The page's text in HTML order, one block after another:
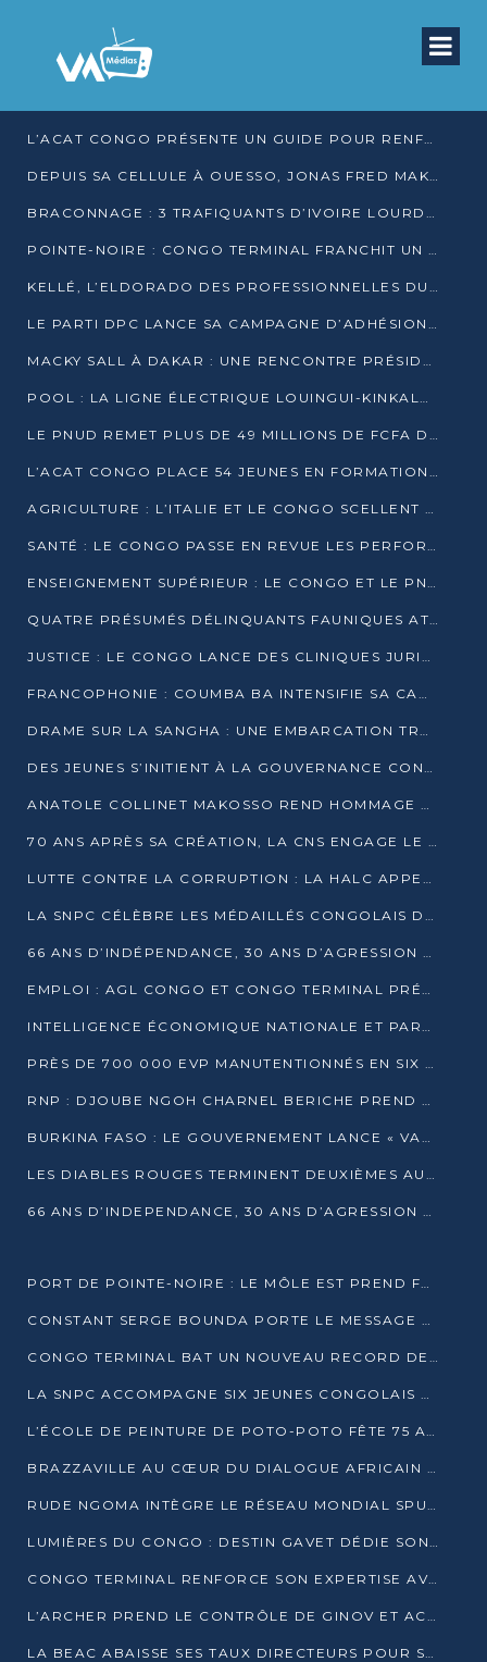
L’ACAT CONGO PRÉSENTE UN GUIDE POUR RENFORCER LES GARANTIES JUDICIAIRES EN GARDE À VUE
DEPUIS SA CELLULE À OUESSO, JONAS FRED MAKITA DÉNONCE CE QU’IL QUALIFIE DE DÉNI DE JUSTICE
BRACONNAGE : 3 TRAFIQUANTS D’IVOIRE LOURDEMENT CONDAMNÉS À DJAMBALA
POINTE-NOIRE : CONGO TERMINAL FRANCHIT UN CAP HISTORIQUE AVEC 99 MOUVEMENTS/HEURE
KELLÉ, L’ELDORADO DES PROFESSIONNELLES DU SEXE
LE PARTI DPC LANCE SA CAMPAGNE D’ADHÉSIONS ET VEUT STRUCTURER SA PRÉSENCE DANS LES 15 DÉPARTEMENTS
MACKY SALL À DAKAR : UNE RENCONTRE PRÉSIDENTIELLE QUI DIVISE L’OPINION SÉNÉGALAISE
POOL : LA LIGNE ÉLECTRIQUE LOUINGUI-KINKALA-BOKO MISE EN SERVICE
LE PNUD REMET PLUS DE 49 MILLIONS DE FCFA D’ÉQUIPEMENTS POUR ACCÉLÉRER LA NUMÉRISATION DU SYSTÈME DE SANTÉ
L’ACAT CONGO PLACE 54 JEUNES EN FORMATION PROFESSIONNELLE
AGRICULTURE : L’ITALIE ET LE CONGO SCELLENT UN PARTENARIAT POUR UNE PRODUCTION LOCALE DURABLE
SANTÉ : LE CONGO PASSE EN REVUE LES PERFORMANCES DE SES HÔPITAUX À MI-PARCOURS
ENSEIGNEMENT SUPÉRIEUR : LE CONGO ET LE PNUD VEULENT RAPPROCHER LA FORMATION UNIVERSITAIRE DES BESOINS DU MARCHÉ DE L’EMPLOI
QUATRE PRÉSUMÉS DÉLINQUANTS FAUNIQUES ATTENDUS DEVANT LA JUSTICE POUR TRAFIC D’IVOIRE
JUSTICE : LE CONGO LANCE DES CLINIQUES JURIDIQUES POUR RAPPROCHER LE DROIT DES CITOYENS
FRANCOPHONIE : COUMBA BA INTENSIFIE SA CAMPAGNE POUR LA SUCCESSION À LA TÊTE DE L’OIF
DRAME SUR LA SANGHA : UNE EMBARCATION TRANSPORTANT DES FIDÈLES DE « NZAMBÉ YA L’HUILE » FAIT NAUFRAGE À OUESSO
DES JEUNES S’INITIENT À LA GOUVERNANCE CONTINENTALE À BRAZZAVILLE
ANATOLE COLLINET MAKOSSO REND HOMMAGE À JEAN-PAUL PIGASSE
70 ANS APRÈS SA CRÉATION, LA CNS ENGAGE LE VIRAGE DE LA DIGITALISATION
LUTTE CONTRE LA CORRUPTION : LA HALC APPELLE À PASSER DES DISCOURS AUX ACTES
LA SNPC CÉLÈBRE LES MÉDAILLÉS CONGOLAIS DES OLYMPIADES PANAFRICAINES DE MATHÉMATIQUES 2026
66 ANS D’INDÉPENDANCE, 30 ANS D’AGRESSION RWANDAISE : 4 PRÉSIDENCES, UN ÉCHEC COLLECTIF
EMPLOI : AGL CONGO ET CONGO TERMINAL PRÉSÉLECTIONNENT PLUS DE 70 JEUNES À POINTE-NOIRE
INTELLIGENCE ÉCONOMIQUE NATIONALE ET PARTENARIATS INTERNATIONAUX : VERS UNE DOCTRINE SOUVERAINE DE SÉCURITÉ ÉCONOMIQUE
PRÈS DE 700 000 EVP MANUTENTIONNÉS EN SIX MOIS PAR CONGO TERMINAL
RNP : DJOUBE NGOH CHARNEL BERICHE PREND LES RÊNES DU PARTI
BURKINA FASO : LE GOUVERNEMENT LANCE « VACANCES UTILES 2026 » POUR FORMER LES ÉLÈVES À 15 MÉTIERS
LES DIABLES ROUGES TERMINENT DEUXIÈMES AU CHAMPIONNAT D’AFRIQUE ZONE 3
66 ANS D’INDEPENDANCE, 30 ANS D’AGRESSION RWAN DAISE : 4 PRESIDENCES, UN ECHEC COLLECTIF
PORT DE POINTE-NOIRE : LE MÔLE EST PREND FORME ET VISE LES GÉANTS DES MERS
CONSTANT SERGE BOUNDA PORTE LE MESSAGE DE COMPASSION DE DENIS SASSOU NGUESSO EN IRAN
CONGO TERMINAL BAT UN NOUVEAU RECORD DE PRODUCTIVITÉ AU PORT DE POINTE-NOIRE
LA SNPC ACCOMPAGNE SIX JEUNES CONGOLAIS AUX OLYMPIADES PANAFRICAINES DE MATHÉMATIQUES
L’ÉCOLE DE PEINTURE DE POTO-POTO FÊTE 75 ANS AU SERVICE DE L’ART CONGOLAIS
BRAZZAVILLE AU CŒUR DU DIALOGUE AFRICAIN SUR LES OBJECTIFS DE DÉVELOPPEMENT DURABLE
RUDE NGOMA INTÈGRE LE RÉSEAU MONDIAL SPUTNIK PRO APRÈS UNE FORMATION À MOSCOU
LUMIÈRES DU CONGO : DESTIN GAVET DÉDIE SON PRIX À L’UNITÉ NATIONALE ET À LA JEUNESSE
CONGO TERMINAL RENFORCE SON EXPERTISE AVEC NEUF NOUVEAUX FORMATEURS EN ENGINS PORTUAIRES
L’ARCHER PREND LE CONTRÔLE DE GINOV ET ACCÉLÈRE SON VIRAGE NUMÉRIQUE
LA BEAC ABAISSE SES TAUX DIRECTEURS POUR SOUTENIR LA CROISSANCE EN ZONE CEMAC